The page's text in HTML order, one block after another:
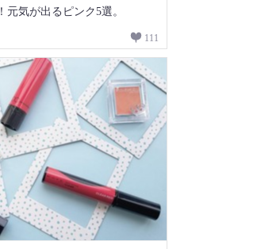
元気が出るピンク5選。
111